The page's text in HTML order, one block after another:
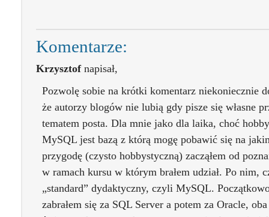
Komentarze:
Krzysztofnapisał,
Pozwolę sobie na krótki komentarz niekoniecznie
że autorzy blogów nie lubią gdy pisze się własne
tematem posta. Dla mnie jako dla laika, choć
MySQL jest bazą z którą mogę pobawić się na
przygodę (czysto hobbystyczną) zacząłem od
w ramach kursu w którym brałem udział. Po nim,
„standard” dydaktyczny, czyli MySQL.
zabrałem się za SQL Server a potem za Oracle,